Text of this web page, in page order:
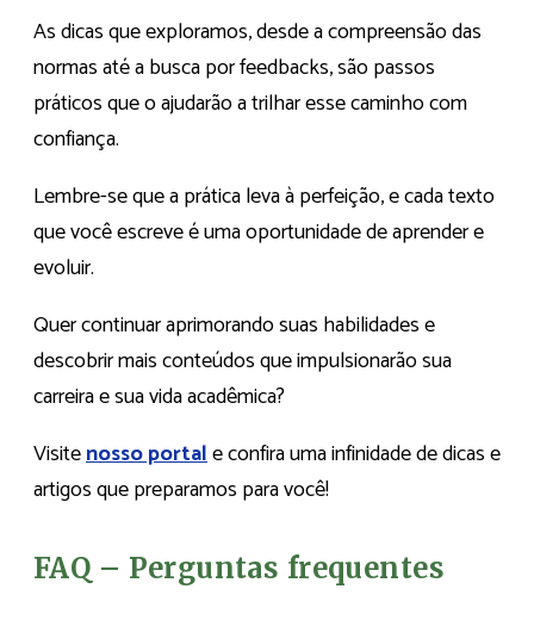
As dicas que exploramos, desde a compreensão das
normas até a busca por feedbacks, são passos
práticos que o ajudarão a trilhar esse caminho com
confiança.
Lembre-se que a prática leva à perfeição, e cada texto
que você escreve é uma oportunidade de aprender e
evoluir.
Quer continuar aprimorando suas habilidades e
descobrir mais conteúdos que impulsionarão sua
carreira e sua vida acadêmica?
Visitenosso portale confira uma infinidade de dicas e
artigos que preparamos para você!
FAQ – Perguntas frequentes